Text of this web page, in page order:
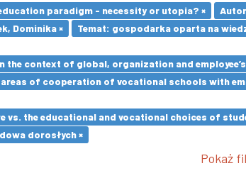
paradigm - necessity or utopia? ×
Dominika ×
Temat: gospodarka oparta na
the context of global, organization and
of cooperation of vocational schools with
vs. the educational and vocational choices of
dorosłych ×
Pokaż